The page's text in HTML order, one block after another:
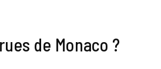
de Monaco ?